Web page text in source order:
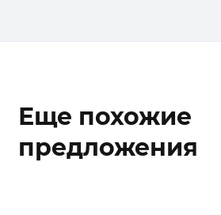
Еще похожие
предложения